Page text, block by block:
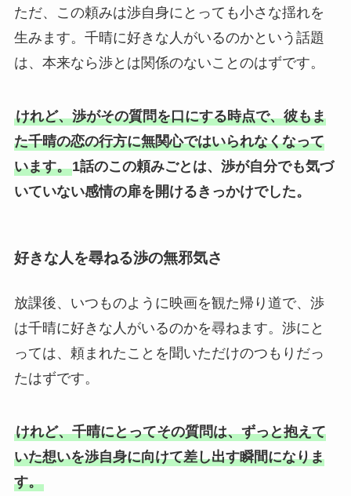
ただ、この頼みは渉自身にとっても小さな揺れを
生みます。千晴に好きな人がいるのかという話題
は、本来なら渉とは関係のないことのはずです。
けれど、渉がその質問を口にする時点で、彼もま
た千晴の恋の行方に無関心ではいられなくなって
います。1話のこの頼みごとは、渉が自分でも気づ
いていない感情の扉を開けるきっかけでした。
好きな人を尋ねる渉の無邪気さ
放課後、いつものように映画を観た帰り道で、渉
は千晴に好きな人がいるのかを尋ねます。渉にと
っては、頼まれたことを聞いただけのつもりだっ
たはずです。
けれど、千晴にとってその質問は、ずっと抱えて
いた想いを渉自身に向けて差し出す瞬間になりま
す。